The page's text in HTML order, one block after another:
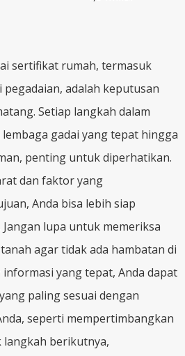
sertifikat rumah, termasuk
adalah keputusan
Setiap langkah dalam
gadai yang tepat hingga
penting untuk diperhatikan.
dan faktor yang
Anda bisa lebih siap
lupa untuk memeriksa
agar tidak ada hambatan di
yang tepat, Anda dapat
paling sesuai dengan
seperti mempertimbangkan
langkah berikutnya,